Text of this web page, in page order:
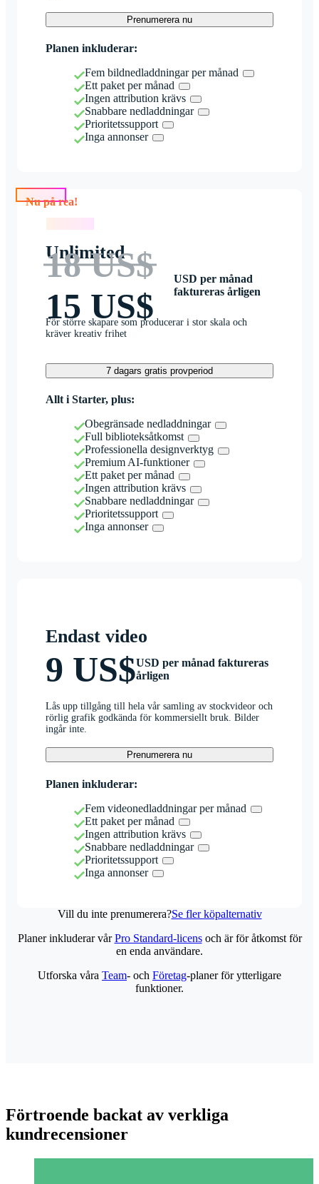
Prenumerera nu
Planen inkluderar:
Fem bildnedladdningar per månad
Ett paket per månad
Ingen attribution krävs
Snabbare nedladdningar
Prioritetssupport
Inga annonser
Nu på rea!
Unlimited
18 US$
15 US$
USD per månad
faktureras årligen
För större skapare som producerar i stor skala och
kräver kreativ frihet
7 dagars gratis provperiod
Allt i Starter, plus:
Obegränsade nedladdningar
Full biblioteksåtkomst
Professionella designverktyg
Premium AI-funktioner
Ett paket per månad
Ingen attribution krävs
Snabbare nedladdningar
Prioritetssupport
Inga annonser
Endast video
9 US$USD per månad faktureras
årligen
Lås upp tillgång till hela vår samling av stockvideor och
rörlig grafik godkända för kommersiellt bruk. Bilder
ingår inte.
Prenumerera nu
Planen inkluderar:
Fem videonedladdningar per månad
Ett paket per månad
Ingen attribution krävs
Snabbare nedladdningar
Prioritetssupport
Inga annonser
Vill du inte prenumerera?Se fler köpalternativ
Planer inkluderar vårPro Standard-licensoch är för åtkomst för
en enda användare.
Utforska våra Team- och Företag-planer för ytterligare
funktioner.
Förtroende backat av verkliga
kundrecensioner